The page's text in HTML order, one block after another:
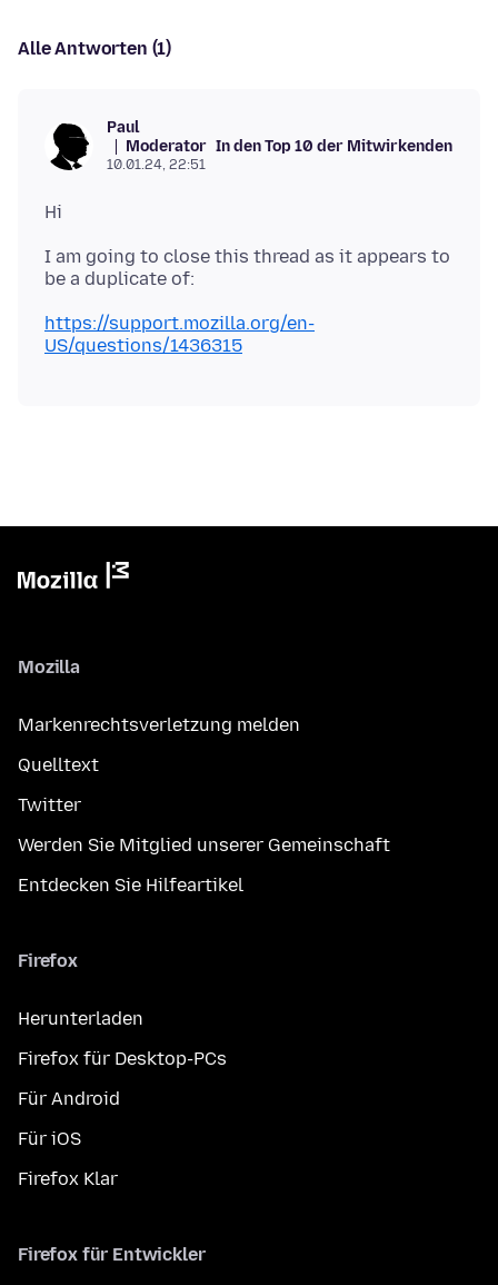
Alle Antworten (1)
Paul
Moderator In den Top 10 der Mitwirkenden
10.01.24, 22:51
I am going to close this thread as it appears to
https://support.mozilla.org/en-
US/questions/1436315
Mozilla
Markenrechtsverletzung melden
Quelltext
Twitter
Werden Sie Mitglied unserer Gemeinschaft
Entdecken Sie Hilfeartikel
Firefox
Herunterladen
Firefox für Desktop-PCs
Für Android
Für iOS
Firefox Klar
Firefox für Entwickler